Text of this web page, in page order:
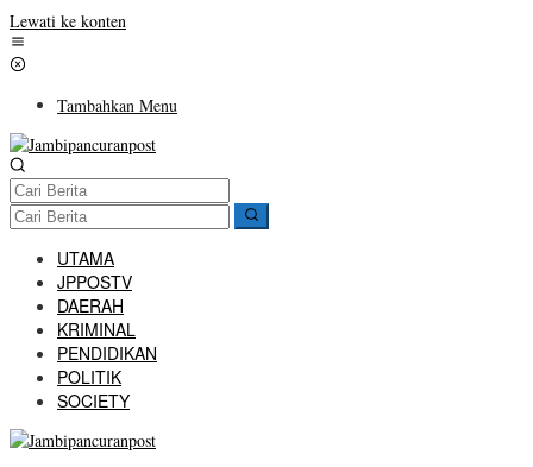
Lewati ke konten
Tambahkan Menu
UTAMA
JPPOSTV
DAERAH
KRIMINAL
PENDIDIKAN
POLITIK
SOCIETY